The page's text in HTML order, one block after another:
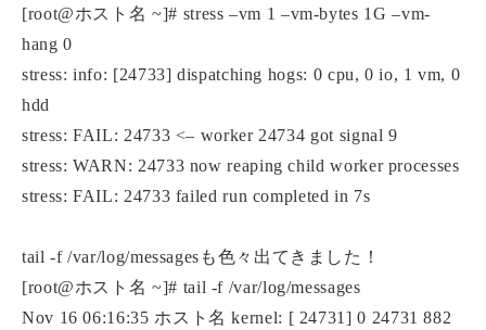
[root@ホスト名 ~]# stress –vm 1 –vm-bytes 1G –vm-
hang 0
stress: info: [24733] dispatching hogs: 0 cpu, 0 io, 1 vm, 0
hdd
stress: FAIL: 24733 <– worker 24734 got signal 9
stress: WARN: 24733 now reaping child worker processes
stress: FAIL: 24733 failed run completed in 7s
tail -f /var/log/messagesも色々出てきました！
[root@ホスト名 ~]# tail -f /var/log/messages
Nov 16 06:16:35 ホスト名 kernel: [ 24731] 0 24731 882